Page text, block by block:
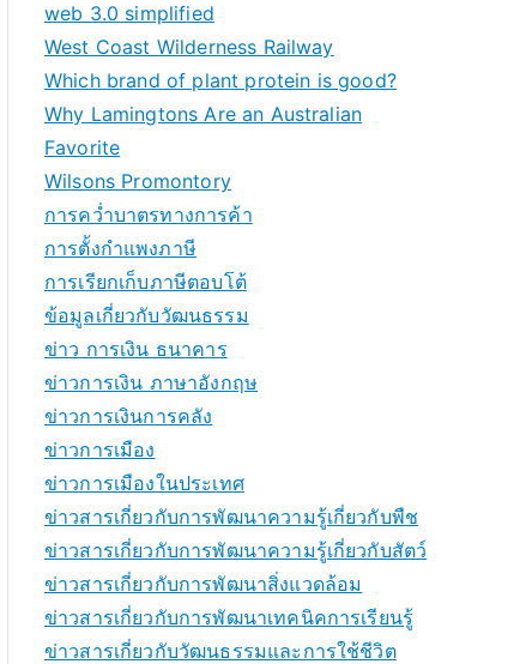
web 3.0 simplified
West Coast Wilderness Railway
Which brand of plant protein is good?
Why Lamingtons Are an Australian
Favorite
Wilsons Promontory
การคว่ำบาตรทางการค้า
การตั้งกำแพงภาษี
การเรียกเก็บภาษีตอบโต้
ข้อมูลเกี่ยวกับวัฒนธรรม
ข่าว การเงิน ธนาคาร
ข่าวการเงิน ภาษาอังกฤษ
ข่าวการเงินการคลัง
ข่าวการเมือง
ข่าวการเมืองในประเทศ
ข่าวสารเกี่ยวกับการพัฒนาความรู้เกี่ยวกับพืช
ข่าวสารเกี่ยวกับการพัฒนาความรู้เกี่ยวกับสัตว์
ข่าวสารเกี่ยวกับการพัฒนาสิ่งแวดล้อม
ข่าวสารเกี่ยวกับการพัฒนาเทคนิคการเรียนรู้
ข่าวสารเกี่ยวกับวัฒนธรรมและการใช้ชีวิต